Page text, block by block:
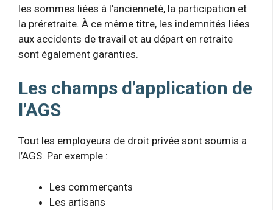
les sommes liées à l’ancienneté, la participation et
la préretraite. À ce même titre, les indemnités liées
aux accidents de travail et au départ en retraite
sont également garanties.
Les champs d’application de
l’AGS
Tout les employeurs de droit privée sont soumis a
l’AGS. Par exemple :
Les commerçants
Les artisans